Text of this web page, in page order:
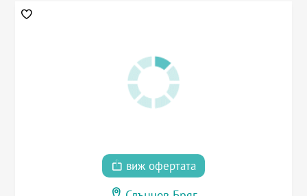
виж офертата